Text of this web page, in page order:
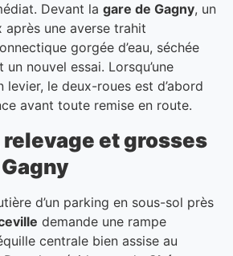
Devant la gare de Gagny, un
après une averse trahit
gorgée d’eau, séchée
nouvel essai. Lorsqu’une
levier, le deux-roues est d’abord
avant toute remise en route.
et grosses
d’un parking en sous-sol près
demande une rampe
centrale bien assise au